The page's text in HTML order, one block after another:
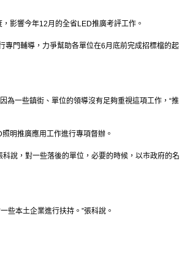
影響今年12月的全省LED推廣考評工作。
專門輔導，力爭幫助各單位在6月底前完成招標檔的起
為一些鎮街、單位的領導沒有足夠重視這項工作，“推
明推廣應用工作進行專項督辦。
說，對一些落後的單位，必要的時候，以市政府的名
些本土企業進行扶持。”張科說。